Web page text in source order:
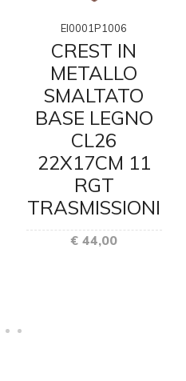
EI0001P1006
CREST IN
METALLO
SMALTATO
BASE LEGNO
CL26
22X17CM 11
RGT
TRASMISSIONI
€ 44,00